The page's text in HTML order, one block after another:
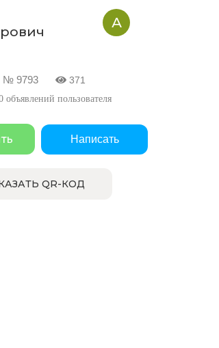
А
№ 9793 371
объявлений пользователя
Написать
QR-КОД